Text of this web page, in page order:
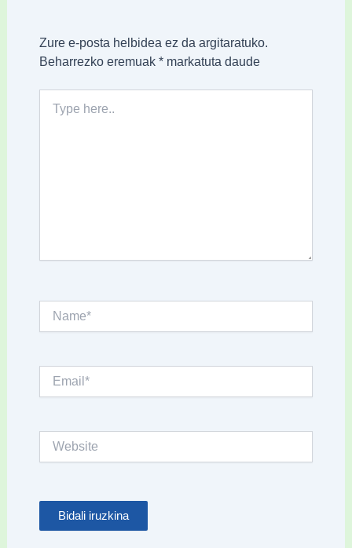
Zure e-posta helbidea ez da argitaratuko.
Beharrezko eremuak *markatuta daude
here..
Name*